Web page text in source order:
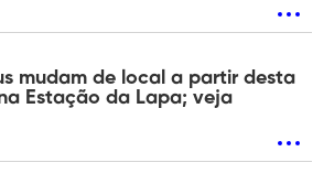
mudam de local a partir desta
Estação da Lapa; veja